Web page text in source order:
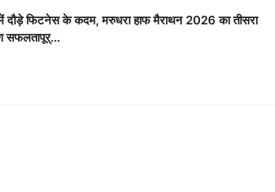
दौड़े फिटनेस के कदम, मरुधरा हाफ मैराथन 2026 का तीसरा
सफलतापूर्...